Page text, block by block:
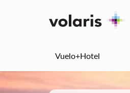
Vuelo+Hotel